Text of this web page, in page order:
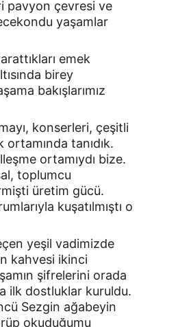
pavyon çevresi ve
yaşamlar
emek
birey
bakışlarımız
konserleri, çeşitli
ortamında tanıdık.
ortamıydı bize.
toplumcu
üretim gücü.
kuşatılmıştı o
yeşil vadimizde
kahvesi ikinci
şifrelerini orada
ilk dostluklar kuruldu.
Sezgin ağabeyin
okuduğumu